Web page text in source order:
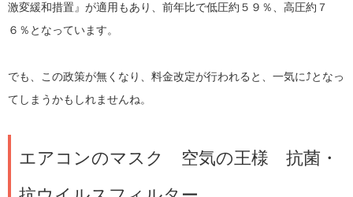
激変緩和措置』が適用もあり、前年比で低圧約５９％、高圧約７
６％となっています。
でも、この政策が無くなり、料金改定が行われると、一気に⤴となっ
てしまうかもしれませんね。
エアコンのマスク 空気の王様 抗菌・